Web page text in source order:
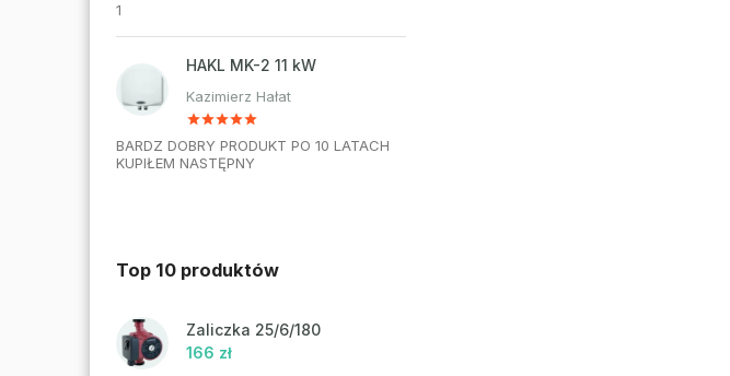
1
HAKL MK-2 11 kW
Kazimierz Hałat
BARDZ DOBRY PRODUKT PO 10 LATACH
KUPIŁEM NASTĘPNY
Top 10 produktów
Zaliczka 25/6/180
166 zł